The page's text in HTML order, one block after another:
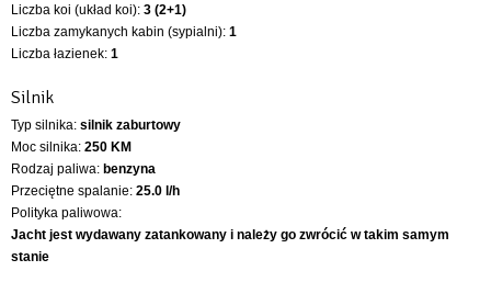
Liczba koi (układ koi): 3 (2+1)
Liczba zamykanych kabin (sypialni): 1
Liczba łazienek: 1
Silnik
Typ silnika: silnik zaburtowy
Moc silnika: 250 KM
Rodzaj paliwa: benzyna
Przeciętne spalanie: 25.0 l/h
Polityka paliwowa:
Jacht jest wydawany zatankowany i należy go zwrócić w takim samym
stanie